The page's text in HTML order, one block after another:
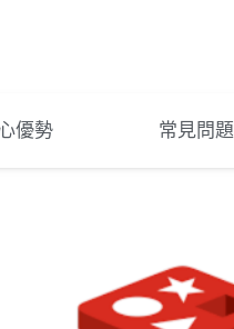
優勢 常見問題